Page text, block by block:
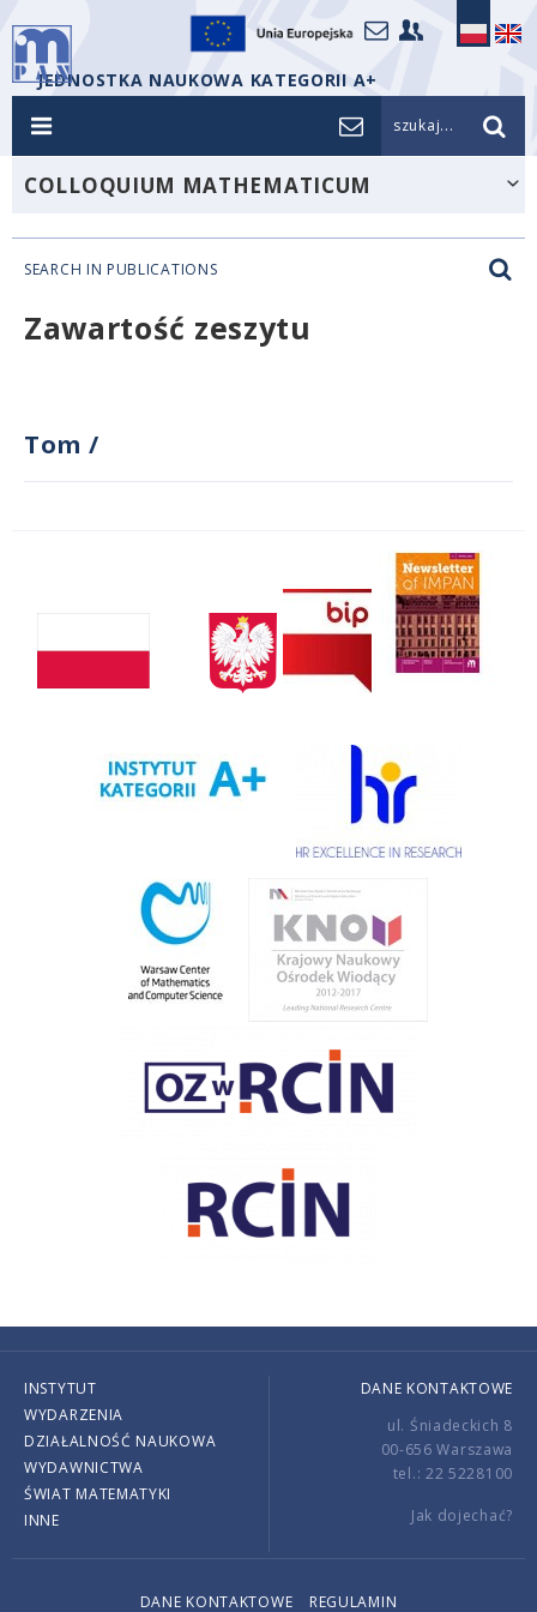
JEDNOSTKA NAUKOWA KATEGORII A+
szukaj...
COLLOQUIUM MATHEMATICUM
SEARCH IN PUBLICATIONS
Zawartość zeszytu
Tom /
INSTYTUT
WYDARZENIA
DZIAŁALNOŚĆ NAUKOWA
WYDAWNICTWA
ŚWIAT MATEMATYKI
INNE
DANE KONTAKTOWE
ul. Śniadeckich 8
00-656 Warszawa
tel.: 22 5228100
Jak dojechać?
DANE KONTAKTOWE REGULAMIN